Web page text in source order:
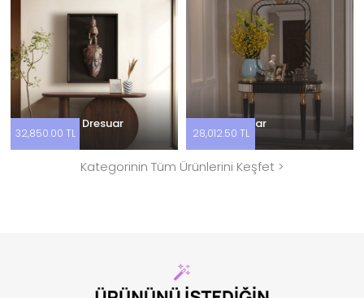
Delta Ceviz Dresuar
32,850.00 TL
Nova Dresuar
28,012.50 TL
Kategorinin Tüm Ürünlerini Keşfet >